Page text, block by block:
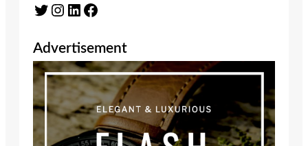
Twitter Instagram LinkedIn Facebook
Advertisement